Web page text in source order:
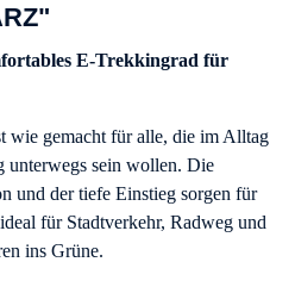
E-Trekkingrad für
wie gemacht für alle, die im Alltag
unterwegs sein wollen. Die
und der tiefe Einstieg sorgen für
für Stadtverkehr, Radweg und
ins Grüne.